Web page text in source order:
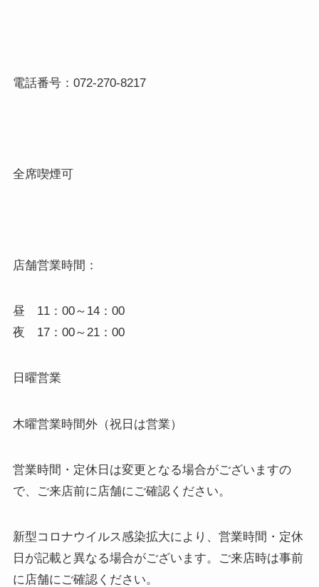
電話番号：072-270-8217
全席喫煙可
店舗営業時間：
昼 11：00～14：00
夜 17：00～21：00
日曜営業
木曜営業時間外（祝日は営業）
営業時間・定休日は変更となる場合がございますの
で、ご来店前に店舗にご確認ください。
新型コロナウイルス感染拡大により、営業時間・定休
日が記載と異なる場合がございます。ご来店時は事前
に店舗にご確認ください。